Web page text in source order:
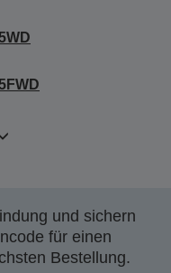
und sichern
für einen
Bestellung.